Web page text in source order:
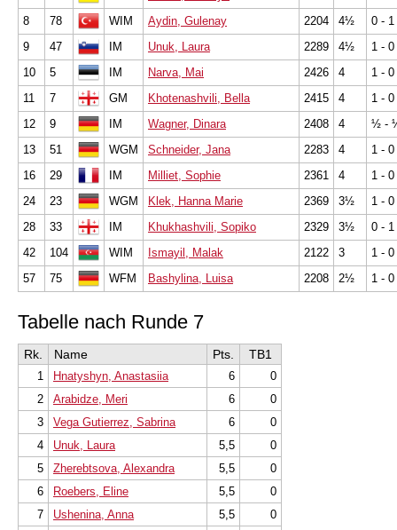
8
78 WIM Aydin, Gulenay 2204 4½
0 - 1
9
47 IM Unuk, Laura 2289 4½
1 - 0
10
5 IM Narva, Mai 2426 4
1 - 0
11
7 GM Khotenashvili, Bella 2415 4
1 - 0
12
9 IM Wagner, Dinara 2408 4
½ -
13
51 WGM Schneider, Jana 2283 4
1 - 0
16
29 IM Milliet, Sophie 2361 4
1 - 0
24
23 WGM Klek, Hanna Marie 2369 3½
1 - 0
28
33 IM Khukhashvili, Sopiko 2329 3½
0 - 1
42
104 WIM Ismayil, Malak 2122 3
1 - 0
57
75 WFM Bashylina, Luisa 2208 2½ 1 - 0
Tabelle nach Runde 7
Rk. Name Pts. TB1
1 Hnatyshyn, Anastasiia 6
0
2
Arabidze, Meri 6
0
3
Vega Gutierrez, Sabrina 6
0
4
Unuk, Laura 5,5
0
5
Zherebtsova, Alexandra 5,5
0
6
Roebers, Eline 5,5
0
7
Ushenina, Anna 5,5
0